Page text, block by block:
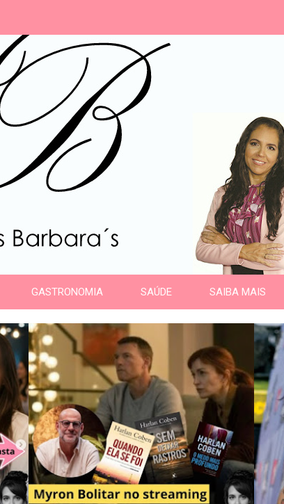
GASTRONOMIA SAÚDE SAIBA MAIS